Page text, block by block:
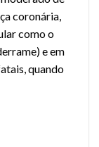
coronária,
como o
e em
quando